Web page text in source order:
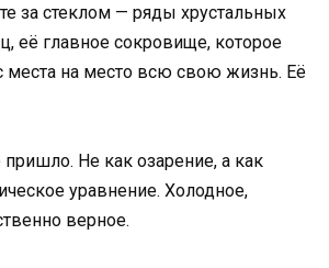
за стеклом — ряды хрустальных
её главное сокровище, которое
места на место всю свою жизнь. Её
Не как озарение, а как
уравнение. Холодное,
верное.